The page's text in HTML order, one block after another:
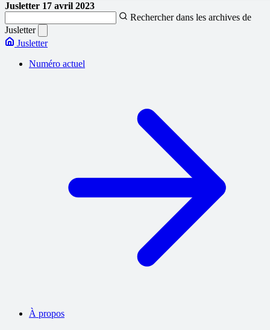
Jusletter 17 avril 2023
Rechercher dans les archives de
Jusletter
Jusletter
Numéro actuel
À propos